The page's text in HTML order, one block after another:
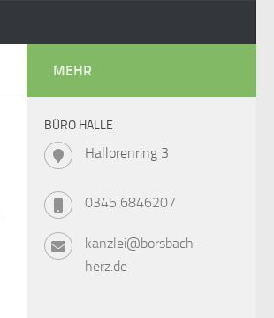
MEHR
BÜRO HALLE
Hallorenring 3
0345 6846207
kanzlei@borsbach-
herz.de